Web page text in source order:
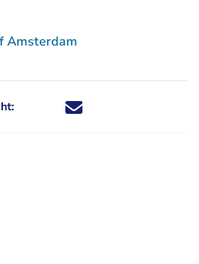
Amsterdam
Deel dit nieuwsbericht via X -
Deel dit nieuwsbericht via
Deel dit nieuwsbericht
Deel dit